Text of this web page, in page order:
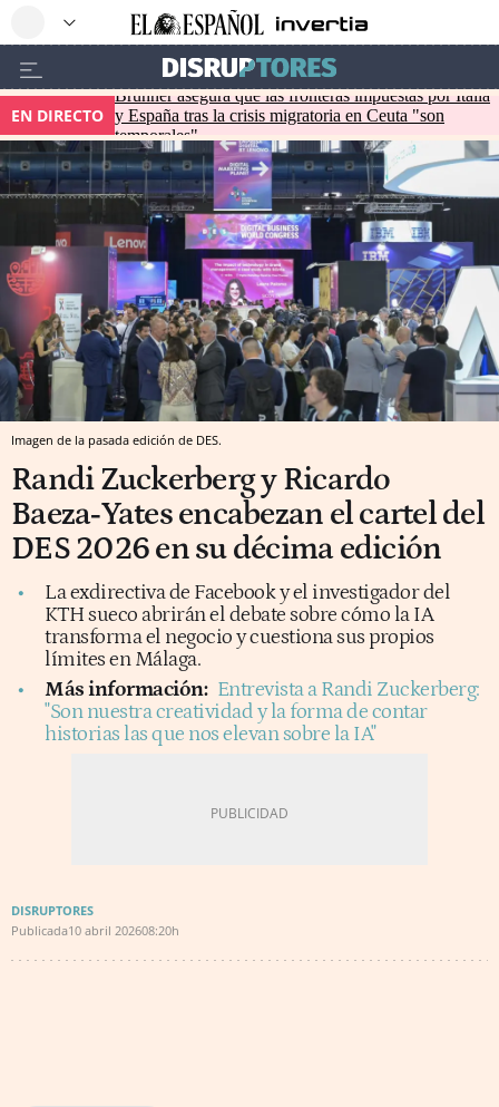
EN DIRECTO
Brunner asegura que las fronteras impuestas por Italia
y España tras la crisis migratoria en Ceuta "son
temporales"
Imagen de la pasada edición de DES.
Randi Zuckerberg y Ricardo
Baeza‑Yates encabezan el cartel del
DES 2026 en su décima edición
La exdirectiva de Facebook y el investigador del
KTH sueco abrirán el debate sobre cómo la IA
transforma el negocio y cuestiona sus propios
límites en Málaga.
Más información: Entrevista a Randi Zuckerberg:
"Son nuestra creatividad y la forma de contar
historias las que nos elevan sobre la IA"
DISRUPTORES
Publicada10 abril 202608:20h